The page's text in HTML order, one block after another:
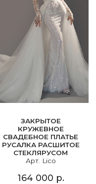
ЗАКРЫТОЕ
КРУЖЕВНОЕ
СВАДЕБНОЕ ПЛАТЬЕ
РУСАЛКА РАСШИТОЕ
СТЕКЛЯРУСОМ
Арт. Lico
164 000 р.